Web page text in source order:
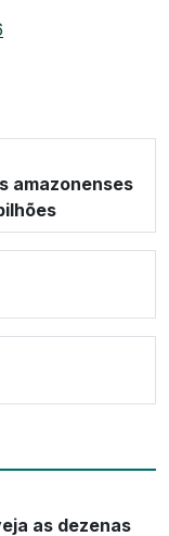
amazonenses
as dezenas